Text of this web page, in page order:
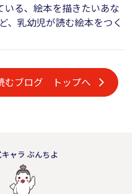
いる、絵本を描きたいあな
、乳幼児が読む絵本をつく
むブログ トップへ
キャラ ぶんちよ